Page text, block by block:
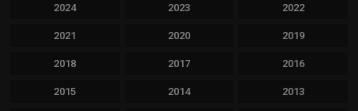
2024 2023 2022
2021 2020 2019
2018 2017 2016
2015 2014 2013